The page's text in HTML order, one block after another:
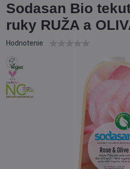
Sodasan Bio
ruky RUŽA a
Hodnotenie